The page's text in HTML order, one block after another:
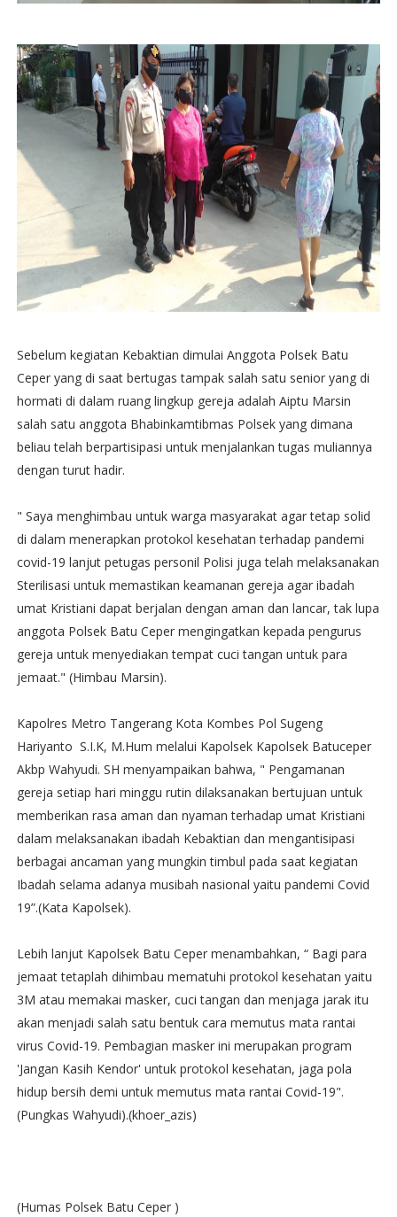
Sebelum kegiatan Kebaktian dimulai Anggota Polsek Batu
Ceper yang di saat bertugas tampak salah satu senior yang di
hormati di dalam ruang lingkup gereja adalah Aiptu Marsin
salah satu anggota Bhabinkamtibmas Polsek yang dimana
beliau telah berpartisipasi untuk menjalankan tugas muliannya
dengan turut hadir.
" Saya menghimbau untuk warga masyarakat agar tetap solid
di dalam menerapkan protokol kesehatan terhadap pandemi
covid-19 lanjut petugas personil Polisi juga telah melaksanakan
Sterilisasi untuk memastikan keamanan gereja agar ibadah
umat Kristiani dapat berjalan dengan aman dan lancar, tak lupa
anggota Polsek Batu Ceper mengingatkan kepada pengurus
gereja untuk menyediakan tempat cuci tangan untuk para
jemaat." (Himbau Marsin).
Kapolres Metro Tangerang Kota Kombes Pol Sugeng
Hariyanto S.I.K, M.Hum melalui Kapolsek Kapolsek Batuceper
Akbp Wahyudi. SH menyampaikan bahwa, " Pengamanan
gereja setiap hari minggu rutin dilaksanakan bertujuan untuk
memberikan rasa aman dan nyaman terhadap umat Kristiani
dalam melaksanakan ibadah Kebaktian dan mengantisipasi
berbagai ancaman yang mungkin timbul pada saat kegiatan
Ibadah selama adanya musibah nasional yaitu pandemi Covid
19”.(Kata Kapolsek).
Lebih lanjut Kapolsek Batu Ceper menambahkan, “ Bagi para
jemaat tetaplah dihimbau mematuhi protokol kesehatan yaitu
3M atau memakai masker, cuci tangan dan menjaga jarak itu
akan menjadi salah satu bentuk cara memutus mata rantai
virus Covid-19. Pembagian masker ini merupakan program
'Jangan Kasih Kendor' untuk protokol kesehatan, jaga pola
hidup bersih demi untuk memutus mata rantai Covid-19".
(Pungkas Wahyudi).(khoer_azis)
(Humas Polsek Batu Ceper )